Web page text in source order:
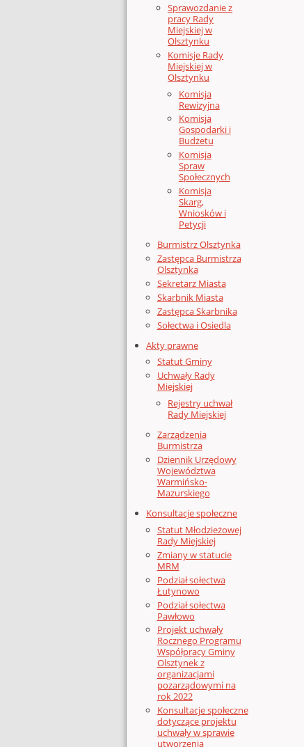
Sprawozdanie z
pracy Rady
Miejskiej w
Olsztynku
Komisje Rady
Miejskiej w
Olsztynku
Komisja
Rewizyjna
Komisja
Gospodarki i
Budżetu
Komisja
Spraw
Społecznych
Komisja
Skarg,
Wniosków i
Petycji
Burmistrz Olsztynka
Zastępca Burmistrza
Olsztynka
Sekretarz Miasta
Skarbnik Miasta
Zastępca Skarbnika
Sołectwa i Osiedla
Akty prawne
Statut Gminy
Uchwały Rady
Miejskiej
Rejestry uchwał
Rady Miejskiej
Zarządzenia
Burmistrza
Dziennik Urzędowy
Województwa
Warmińsko-
Mazurskiego
Konsultacje społeczne
Statut Młodzieżowej
Rady Miejskiej
Zmiany w statucie
MRM
Podział sołectwa
Łutynowo
Podział sołectwa
Pawłowo
Projekt uchwały
Rocznego Programu
Współpracy Gminy
Olsztynek z
organizacjami
pozarządowymi na
rok 2022
Konsultacje społeczne
dotyczące projektu
uchwały w sprawie
utworzenia